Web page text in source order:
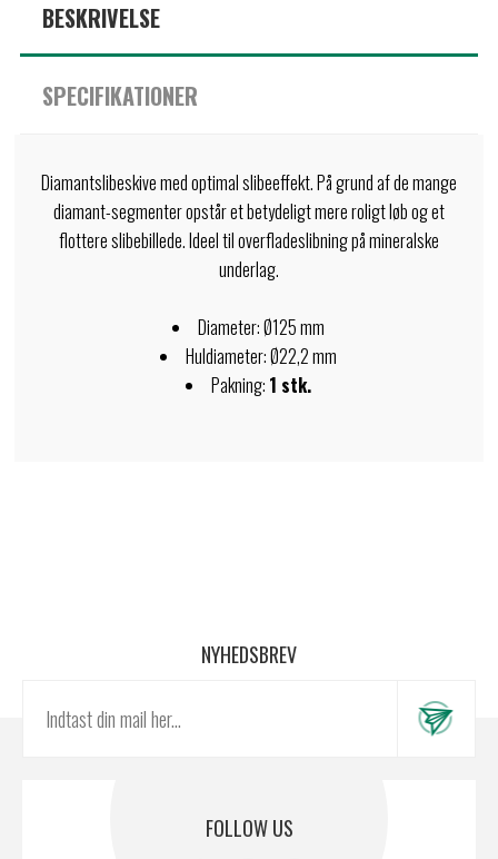
BESKRIVELSE
SPECIFIKATIONER
Diamantslibeskive med optimal slibeeffekt. På grund af de mange
diamant-segmenter opstår et betydeligt mere roligt løb og et
flottere slibebillede. Ideel til overfladeslibning på mineralske
underlag.
Diameter: Ø125 mm
Huldiameter: Ø22,2 mm
Pakning: 1 stk.
NYHEDSBREV
FOLLOW US